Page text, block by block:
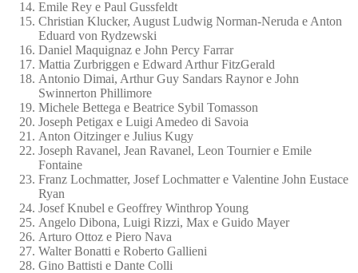
Emile Rey e Paul Gussfeldt
Christian Klucker, August Ludwig Norman-Neruda e Anton
Eduard von Rydzewski
Daniel Maquignaz e John Percy Farrar
Mattia Zurbriggen e Edward Arthur FitzGerald
Antonio Dimai, Arthur Guy Sandars Raynor e John
Swinnerton Phillimore
Michele Bettega e Beatrice Sybil Tomasson
Joseph Petigax e Luigi Amedeo di Savoia
Anton Oitzinger e Julius Kugy
Joseph Ravanel, Jean Ravanel, Leon Tournier e Emile
Fontaine
Franz Lochmatter, Josef Lochmatter e Valentine John Eustace
Ryan
Josef Knubel e Geoffrey Winthrop Young
Angelo Dibona, Luigi Rizzi, Max e Guido Mayer
Arturo Ottoz e Piero Nava
Walter Bonatti e Roberto Gallieni
Gino Battisti e Dante Colli